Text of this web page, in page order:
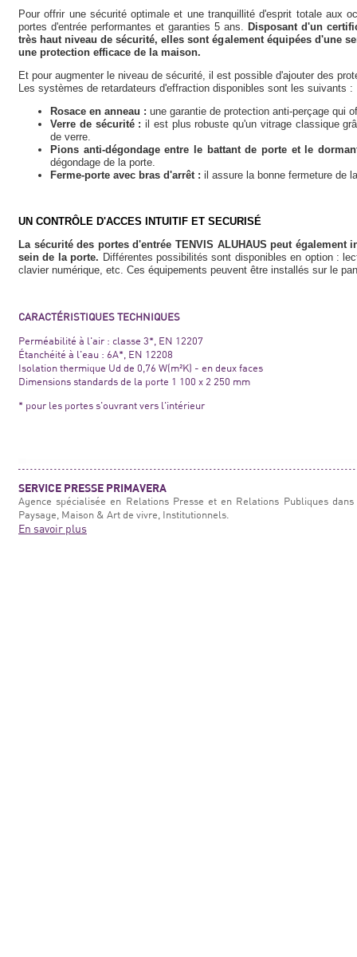
Pour offrir une sécurité optimale et une tranquillité d'esprit totale aux
portes d'entrée performantes et garanties 5 ans. Disposant d'un
très haut niveau de sécurité, elles sont également équipées d'une
une protection efficace de la maison.
Et pour augmenter le niveau de sécurité, il est possible d'ajouter des
Les systèmes de retardateurs d'effraction disponibles sont les suivants :
Rosace en anneau : une garantie de protection anti-perçage qui
Verre de sécurité : il est plus robuste qu'un vitrage classique
de verre.
Pions anti-dégondage entre le battant de porte et le
dégondage de la porte.
Ferme-porte avec bras d'arrêt : il assure la bonne fermeture de
UN CONTRÔLE D'ACCES INTUITIF ET SECURISÉ
La sécurité des portes d'entrée TENVIS ALUHAUS peut
sein de la porte. Différentes possibilités sont disponibles en option :
clavier numérique, etc. Ces équipements peuvent être installés sur le
CARACTÉRISTIQUES TECHNIQUES
Perméabilité à l'air : classe 3*, EN 12207
Étanchéité à l'eau : 6A*, EN 12208
Isolation thermique Ud de 0,76 W(m²K) - en deux faces
Dimensions standards de la porte 1 100 x 2 250 mm
* pour les portes s'ouvrant vers l'intérieur
SERVICE PRESSE PRIMAVERA
Agence spécialisée en Relations Presse et en Relations Publiques
Paysage, Maison & Art de vivre, Institutionnels.
En savoir plus